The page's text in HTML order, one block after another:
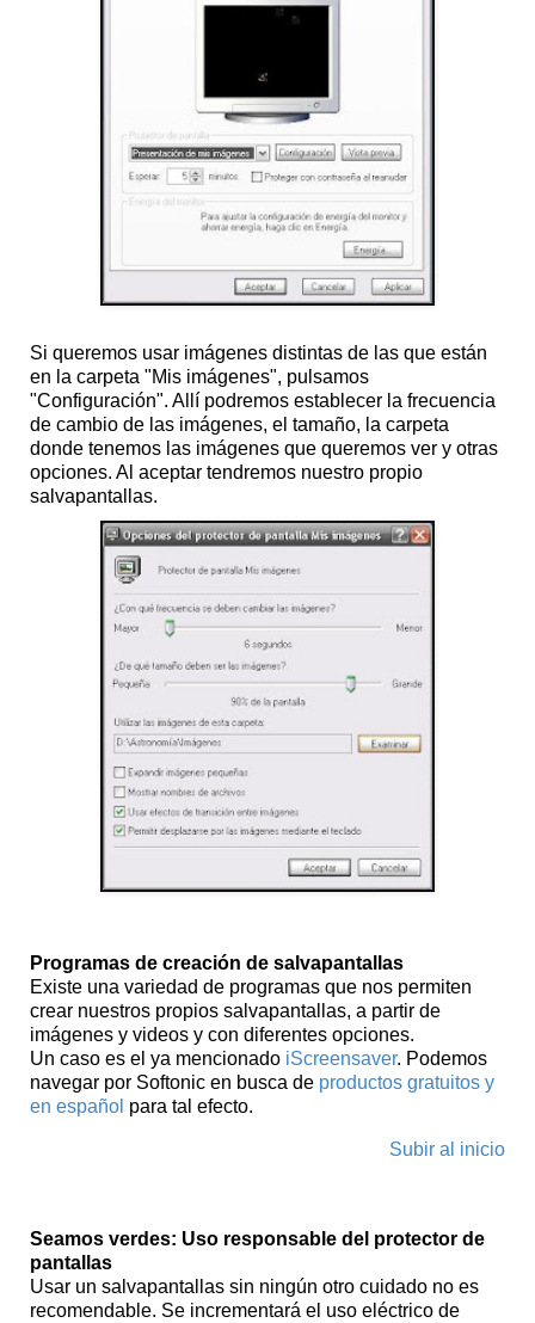
Si queremos usar imágenes distintas de las que están
en la carpeta "Mis imágenes", pulsamos
"Configuración". Allí podremos establecer la frecuencia
de cambio de las imágenes, el tamaño, la carpeta
donde tenemos las imágenes que queremos ver y otras
opciones. Al aceptar tendremos nuestro propio
salvapantallas.
Programas de creación de salvapantallas
Existe una variedad de programas que nos permiten
crear nuestros propios salvapantallas, a partir de
imágenes y videos y con diferentes opciones.
Un caso es el ya mencionado iScreensaver. Podemos
navegar por Softonic en busca de productos gratuitos y
en español para tal efecto.
Subir al inicio
Seamos verdes: Uso responsable del protector de
pantallas
Usar un salvapantallas sin ningún otro cuidado no es
recomendable. Se incrementará el uso eléctrico de